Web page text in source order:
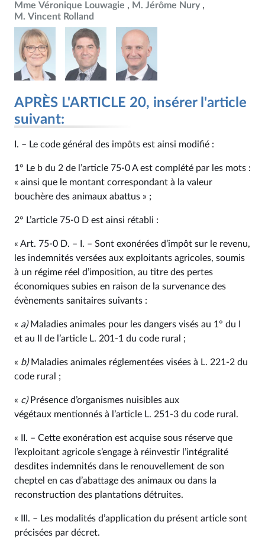
Mme Véronique Louwagie
M. Jérôme Nury
M. Vincent Rolland
APRÈS L'ARTICLE 20, insérer l'article
suivant:
I. – Le code général des impôts est ainsi modifié :
1° Le b du 2 de l’article 75‑0 A est complété par les mots :
« ainsi que le montant correspondant à la valeur
bouchère des animaux abattus » ;
2° L’article 75‑0 D est ainsi rétabli :
« Art. 75‑0 D. – I. – Sont exonérées d’impôt sur le revenu,
les indemnités versées aux exploitants agricoles, soumis
à un régime réel d’imposition, au titre des pertes
économiques subies en raison de la survenance des
évènements sanitaires suivants :
« a)Maladies animales pour les dangers visés au 1° du I
et au II de l’article L. 201‑1 du code rural ;
« b)Maladies animales réglementées visées à L. 221‑2 du
code rural ;
« c)Présence d’organismes nuisibles aux
végétaux mentionnés à l’article L. 251‑3 du code rural.
« II. – Cette exonération est acquise sous réserve que
l’exploitant agricole s’engage à réinvestir l’intégralité
desdites indemnités dans le renouvellement de son
cheptel en cas d’abattage des animaux ou dans la
reconstruction des plantations détruites.
« III. – Les modalités d’application du présent article sont
précisées par décret.